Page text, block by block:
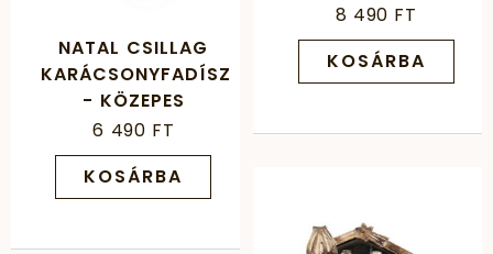
8 490 FT
KOSÁRBA
NATAL CSILLAG
KARÁCSONYFADÍSZ
- KÖZEPES
6 490 FT
KOSÁRBA